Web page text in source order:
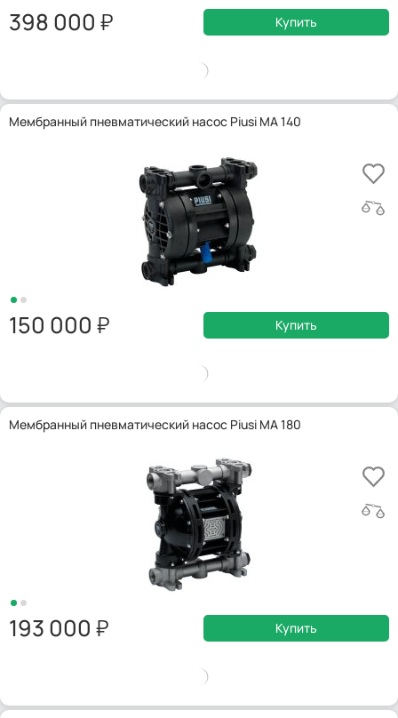
398 000 Купить
Мембранный пневматический насос Piusi MA 140
150 000 Купить
Мембранный пневматический насос Piusi MA 180
193 000 Купить